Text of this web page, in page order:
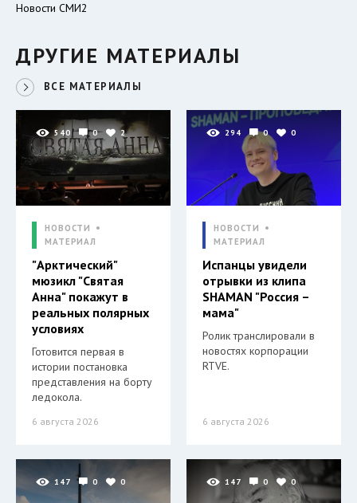
Новости СМИ2
ДРУГИЕ МАТЕРИАЛЫ
ВСЕ МАТЕРИАЛЫ
540 0 2
НОВОСТИ
МАТЕРИАЛ
"Арктический"
мюзикл "Святая
Анна" покажут в
реальных полярных
условиях
Готовится первая в
истории постановка
представления на борту
ледокола.
6 августа 2026
294 0 0
НОВОСТИ
МАТЕРИАЛ
Испанцы увидели
отрывки из клипа
SHAMAN "Россия –
мама"
Ролик транслировали в
новостях корпорации
RTVE.
6 августа 2026
147 0 0 147 0 0